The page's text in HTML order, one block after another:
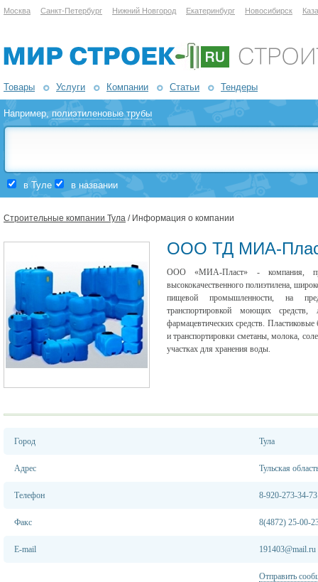
Москва Санкт-Петербург Нижний Новгород Екатеринбург Новосибирск
Товары Услуги Компании Статьи Тендеры
Например,полиэтиленовые трубы
в Туле в названии
Строительные компании Тула / Информация о компании
ООО ТД МИА-
ООО «МИА-Пласт» - компания,
высококачественного полиэтилена,
пищевой промышленности, на
транспортировкой моющих средств,
фармацевтических средств.
и транспортировки сметаны, молока,
участках для хранения воды.
Город Тула
Адрес Тульская
Телефон 8-920-273-34-73
Факс 8(4872) 25-00-
E-mail 191403@mail.ru
Отправить